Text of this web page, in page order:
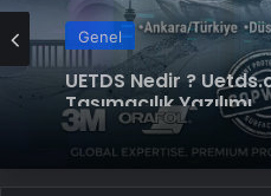
Genel
Datahost İle